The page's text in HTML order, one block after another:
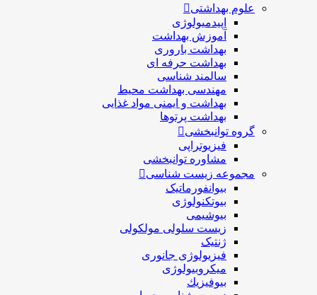
علوم بهداشتی
اپیدمیولوژی
آموزش بهداشت
بهداشت باروری
بهداشت حرفه ای
سالمند شناسی
مهندسی بهداشت محيط
بهداشت و ایمنی مواد غذایی
بهداشت پرتوها
گروه توانبخشی
فیزیوتراپی
مشاوره توانبخشی
مجموعه زیست شناسی
بیوانفورماتیک
بیوتکنولوژی
بیوشیمی
زیست سلولی مولکولی
ژنتیک
فیزیولوژی جانوری
میکروبیولوژی
بيوفيزيك